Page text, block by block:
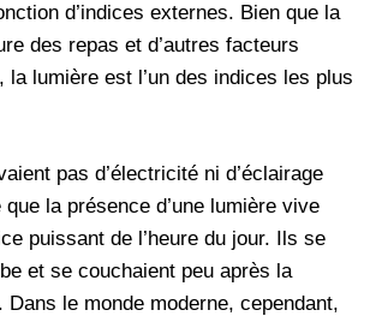
d’indices externes. Bien que la
des repas et d’autres facteurs
la lumière est l’un des indices les plus
pas d’électricité ni d’éclairage
la présence d’une lumière vive
puissant de l’heure du jour. Ils se
et se couchaient peu après la
Dans le monde moderne, cependant,